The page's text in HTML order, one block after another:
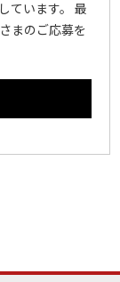
ています。 最
まのご応募を